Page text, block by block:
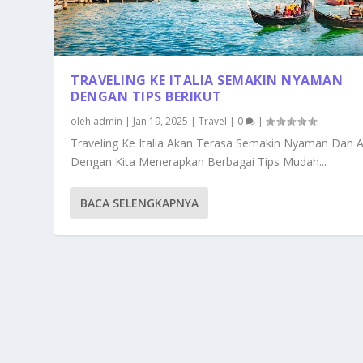
TRAVELING KE ITALIA SEMAKIN NYAMAN
DENGAN TIPS BERIKUT
oleh admin | Jan 19, 2025 |Travel | 0 |
Traveling Ke Italia Akan Terasa Semakin Nyaman Dan
Dengan Kita Menerapkan Berbagai Tips Mudah...
BACA SELENGKAPNYA